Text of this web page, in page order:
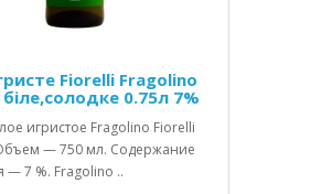
Fiorelli Fragolino
0.75л 7%
игристое Fragolino Fiorelli
— 750 мл. Содержание
— 7 %. Fragolino ..